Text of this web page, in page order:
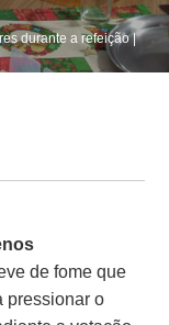
durante a refeição |
de fome que
pressionar o